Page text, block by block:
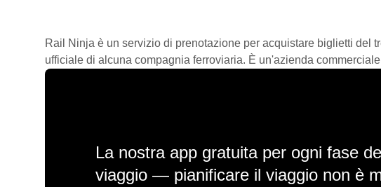
Rail Ninja è un servizio di prenotazione per acquistare biglietti del
ufficiale di alcuna compagnia ferroviaria. È un'azienda
La nostra app gratuita per ogni fase
viaggio — pianificare il viaggio non è